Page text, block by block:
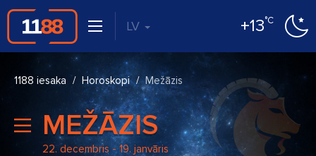
LV +13°C
1188 iesaka Horoskopi Mežāzis
MEŽĀZIS
22. decembris - 19. janvāris